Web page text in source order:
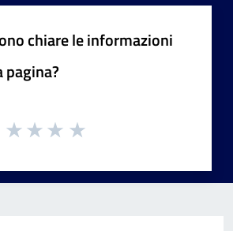
chiare le informazioni
pagina?